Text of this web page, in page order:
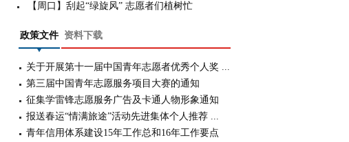
【周口】刮起“绿旋风” 志愿者们植树忙
政策文件 资料下载
关于开展第十一届中国青年志愿者优秀个人奖 ...
第三届中国青年志愿服务项目大赛的通知
征集学雷锋志愿服务广告及卡通人物形象通知
报送春运“情满旅途”活动先进集体个人推荐 ...
青年信用体系建设15年工作总和16年工作要点